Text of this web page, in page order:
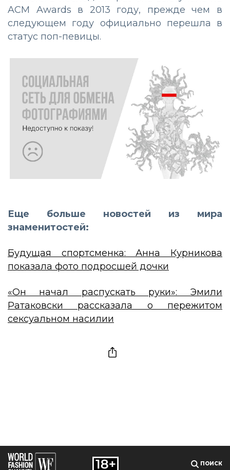
ACM Awards в 2013 году, прежде чем в
следующем году официально перешла в
статус поп-певицы.
Еще больше новостей из мира
знаменитостей:
Будущая спортсменка: Анна Курникова
показала фото подросшей дочки
«Он начал распускать руки»: Эмили
Ратаковски рассказала о пережитом
сексуальном насилии
ПОИСК